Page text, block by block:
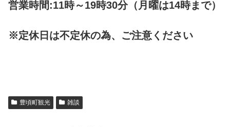
営業時間:11時～19時30分（月曜は14時まで）
※定休日は不定休の為、ご注意ください
豊頃町観光 雑談